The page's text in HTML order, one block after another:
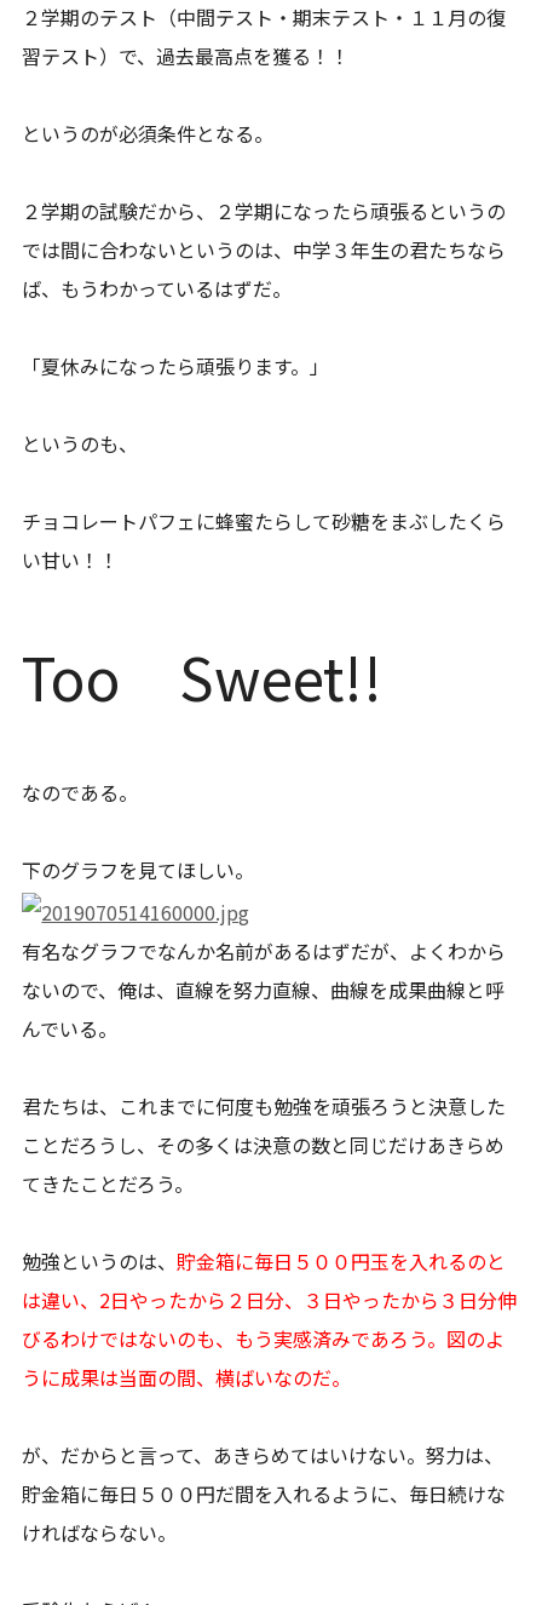
２学期のテスト（中間テスト・期末テスト・１１月の復
習テスト）で、過去最高点を獲る！！
というのが必須条件となる。
２学期の試験だから、２学期になったら頑張るというの
では間に合わないというのは、中学３年生の君たちなら
ば、もうわかっているはずだ。
「夏休みになったら頑張ります。」
というのも、
チョコレートパフェに蜂蜜たらして砂糖をまぶしたくら
い甘い！！
Too Sweet!!
なのである。
下のグラフを見てほしい。
有名なグラフでなんか名前があるはずだが、よくわから
ないので、俺は、直線を努力直線、曲線を成果曲線と呼
んでいる。
君たちは、これまでに何度も勉強を頑張ろうと決意した
ことだろうし、その多くは決意の数と同じだけあきらめ
てきたことだろう。
勉強というのは、 貯金箱に毎日５００円玉を入れるのと
は違い、2日やったから２日分、３日やったから３日分伸
びるわけではないのも、もう実感済みであろう。図のよ
うに成果は当面の間、横ばいなのだ。
が、だからと言って、あきらめてはいけない。努力は、
貯金箱に毎日５００円だ間を入れるように、毎日続けな
ければならない。